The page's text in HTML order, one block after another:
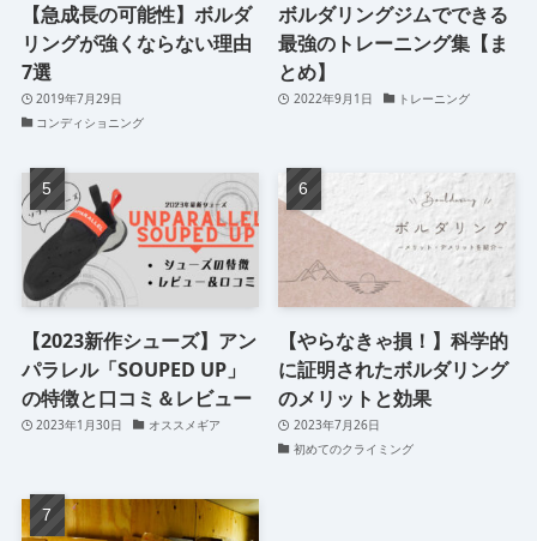
【急成長の可能性】ボルダ
リングが強くならない理由
7選
2019年7月29日
コンディショニング
ボルダリングジムでできる
最強のトレーニング集【ま
とめ】
2022年9月1日 トレーニング
【2023新作シューズ】アン
パラレル「SOUPED UP」
の特徴と口コミ＆レビュー
2023年1月30日 オススメギア
【やらなきゃ損！】科学的
に証明されたボルダリング
のメリットと効果
2023年7月26日
初めてのクライミング